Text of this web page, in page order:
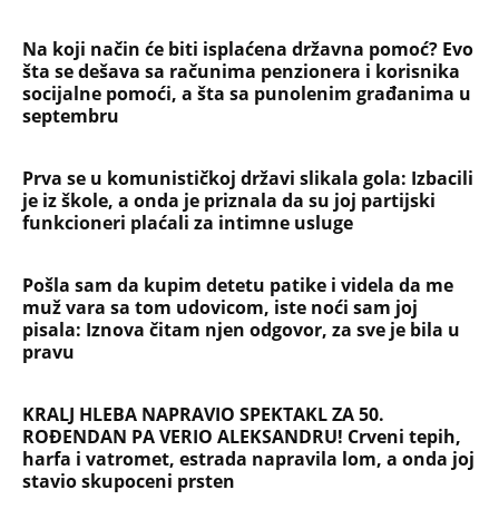
Na koji način će biti isplaćena državna pomoć? Evo
šta se dešava sa računima penzionera i korisnika
socijalne pomoći, a šta sa punolenim građanima u
septembru
Prva se u komunističkoj državi slikala gola: Izbacili
je iz škole, a onda je priznala da su joj partijski
funkcioneri plaćali za intimne usluge
Pošla sam da kupim detetu patike i videla da me
muž vara sa tom udovicom, iste noći sam joj
pisala: Iznova čitam njen odgovor, za sve je bila u
pravu
KRALJ HLEBA NAPRAVIO SPEKTAKL ZA 50.
ROĐENDAN PA VERIO ALEKSANDRU! Crveni tepih,
harfa i vatromet, estrada napravila lom, a onda joj
stavio skupoceni prsten